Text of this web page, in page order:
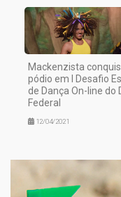
Mackenzista
pódio em I Desafio
de Dança On-line do
Federal
12/04/2021